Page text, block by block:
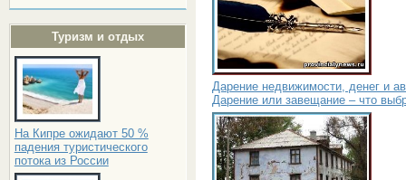
Туризм и отдых
На Кипре ожидают 50 %
падения туристического
потока из России
Дарение недвижимости, денег и
Дарение или завещание – что